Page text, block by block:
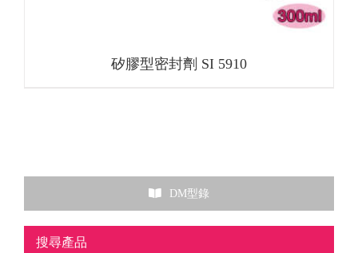
矽膠型密封劑 SI 5910
DM型錄
搜尋產品